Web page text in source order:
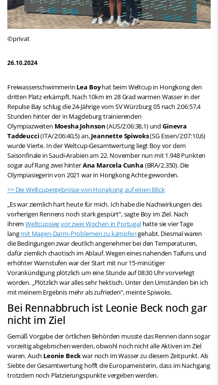
©privat
26.10.2024
Freiwasserschwimmerin Lea Boyhat beim Weltcup in Hongkong den
dritten Platz erkämpft. Nach 10km im 28 Grad warmen Wasser in der
Repulse Bay schlug die 24-Jährige vom SV Würzburg 05 nach 2:06:57,4
Stunden hinter der in Magdeburg trainierenden
Olympiazweiten Moesha Johnson(AUS/2:06:38,1) undGinevra
Taddeucci(ITA/2:06:40,5) an,Jeannette Spiwoks(SG Essen/2:07:10,6)
wurde Vierte. In der Weltcup-Gesamtwertung liegt Boy vor dem
Saisonfinale in Saudi-Arabien am 22. November nun mit 1.948 Punkten
sogar auf Rang zwei hinterAna Marcela Cunha (BRA/2.350). Die
Olympiasiegerin von 2021 war in Hongkong Achte geworden.
>> Die Weltcupergebnisse von Hongkong auf einen Blick
„Es war ziemlich hart heute für mich. Ich habe die Nachwirkungen des
vorherigen Rennens noch stark gespürt“, sagte Boy im Ziel. Nach
ihremWeltcupsieg vor zwei Wochen in Portugalhatte sie vier Tage
langmit Magen-Darm-Problemen zu kämpfengehabt. Diesmal waren
die Bedingungen zwar deutlich angenehmer bei den Temperaturen,
dafür ziemlich chaotisch im Ablauf. Wegen eines nahenden Taifuns und
erhöhter Warnstufen war der Start mit nur 15-minütiger
Vorankündigung plötzlich um eine Stunde auf 08:30 Uhr vorverlegt
worden. „Plötzlich war alles sehr hektisch. Unter den Umständen bin ich
mit meinem Ergebnis mehr als zufrieden“, meinte Spiwoks.
Bei Rennabbruch ist Leonie Beck noch gar
nicht im Ziel
Gemäß Vorgabe der örtlichen Behörden musste das Rennen dann sogar
vorzeitig abgebrochen werden, obwohl noch nicht alle Aktiven im Ziel
waren. Auch Leonie Beckwar noch im Wasser zu diesem Zeitpunkt. Als
Siebte der Gesamtwertung hofft die Europameisterin, dass im Nachgang
trotzdem noch Platzierungspunkte vergeben werden.